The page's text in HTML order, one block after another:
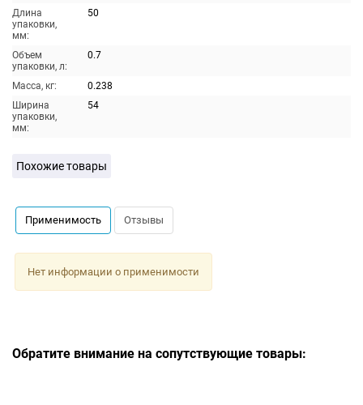
Длина
упаковки,
мм:
50
Объем
упаковки, л:
0.7
Масса, кг:
0.238
Ширина
упаковки,
мм:
54
Похожие товары
Применимость Отзывы
Нет информации о применимости
Обратите внимание на сопутствующие товары: